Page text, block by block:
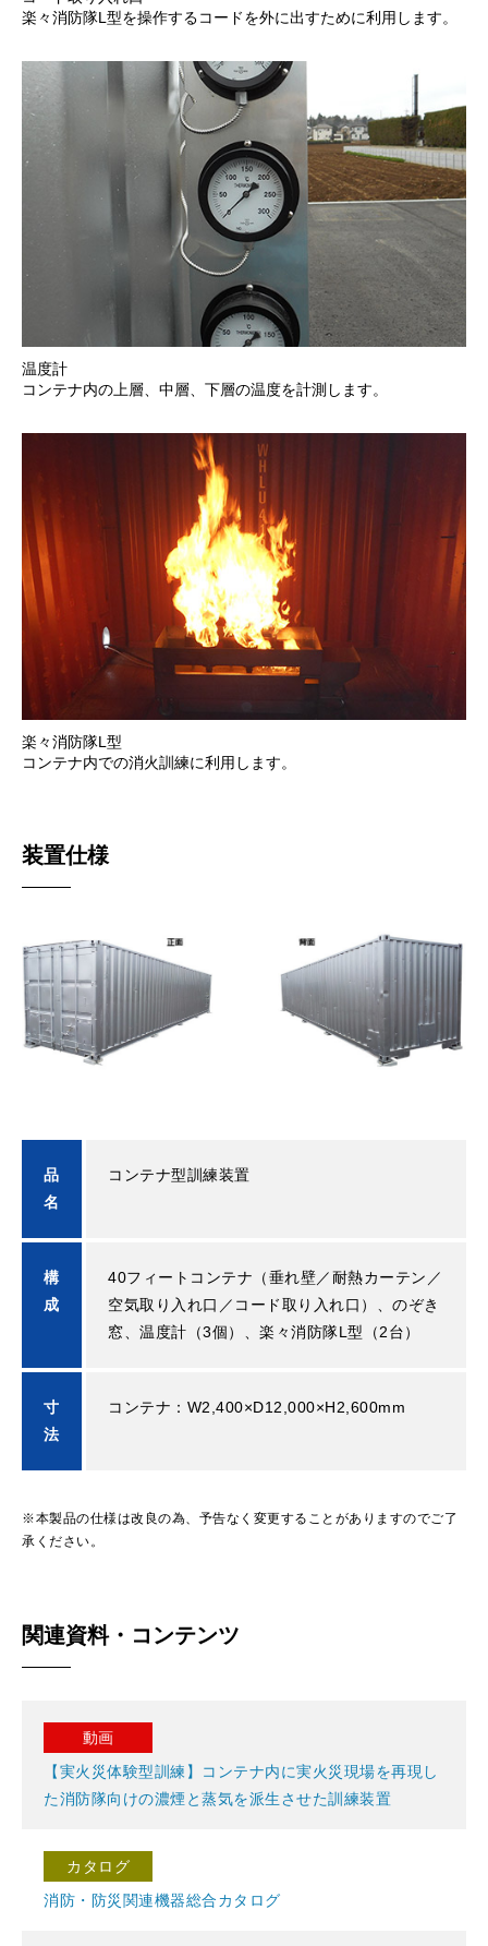
楽々消防隊L型を操作するコードを外に出すために利用します。
温度計
コンテナ内の上層、中層、下層の温度を計測します。
楽々消防隊L型
コンテナ内での消火訓練に利用します。
装置仕様
品
名
コンテナ型訓練装置
構
成
40フィートコンテナ（垂れ壁／耐熱カーテン／
空気取り入れ口／コード取り入れ口）、のぞき
窓、温度計（3個）、楽々消防隊L型（2台）
寸
法
コンテナ：W2,400×D12,000×H2,600mm
※本製品の仕様は改良の為、予告なく変更することがありますのでご了
承ください。
関連資料・コンテンツ
動画
【実火災体験型訓練】コンテナ内に実火災現場を再現し
た消防隊向けの濃煙と蒸気を派生させた訓練装置
カタログ
消防・防災関連機器総合カタログ